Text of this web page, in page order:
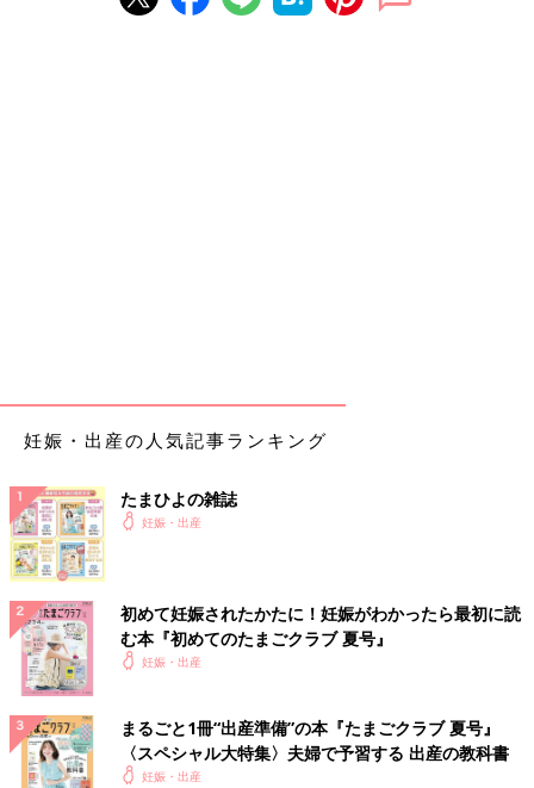
●いつでもどこでも HAPPY 名づけガイドBOOK
妊娠・出産の人気記事ランキング
たまひよの雑誌
妊娠・出産
初めて妊娠されたかたに！妊娠がわかったら最初に読
む本『初めてのたまごクラブ 夏号』
妊娠・出産
まるごと1冊“出産準備”の本『たまごクラブ 夏号』
〈スペシャル大特集〉夫婦で予習する 出産の教科書
妊娠・出産